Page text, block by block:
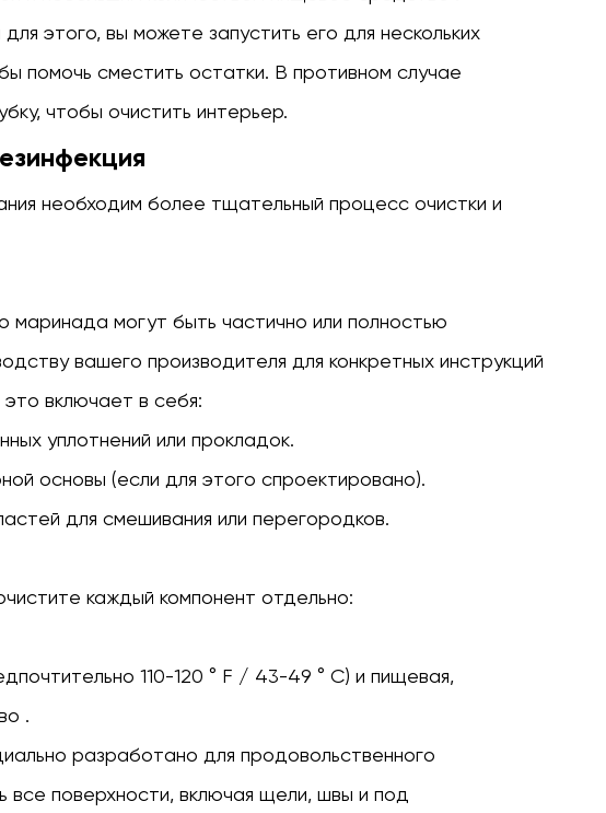
этого, вы можете запустить его для нескольких
помочь сместить остатки. В противном случае
чтобы очистить интерьер.
необходим более тщательный процесс очистки и
маринада могут быть частично или полностью
вашего производителя для конкретных инструкций
включает в себя:
уплотнений или прокладок.
основы (если для этого спроектировано).
для смешивания или перегородков.
каждый компонент отдельно:
110-120 ° F / 43-49 ° C) и пищевая,
.
разработано для продовольственного
все поверхности, включая щели, швы и под